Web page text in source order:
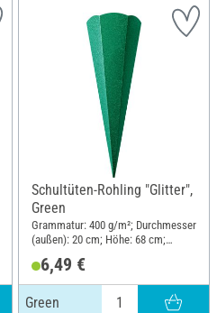
Schultüten-Rohling "Glitter",
Green
Grammatur: 400 g/m²; Durchmesser
(außen): 20 cm; Höhe: 68 cm;
6,49 €
Green